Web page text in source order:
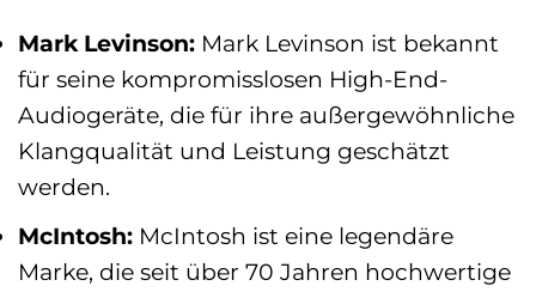
Mark Levinson: Mark Levinson ist bekannt
für seine kompromisslosen High-End-
Audiogeräte, die für ihre außergewöhnliche
Klangqualität und Leistung geschätzt
werden.
McIntosh: McIntosh ist eine legendäre
Marke, die seit über 70 Jahren hochwertige